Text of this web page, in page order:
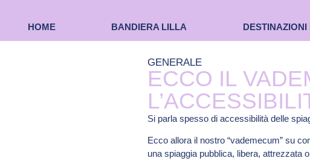
HOME BANDIERA LILLA DESTINAZIONI
GENERALE
ECCO IL
Si parla spesso di accessibilità delle
Ecco allora il nostro “vademecum” su
una spiaggia pubblica, libera, attrezzata